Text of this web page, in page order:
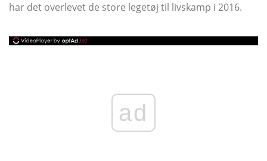
har det overlevet de store legetøj til livskamp i 2016.
ad